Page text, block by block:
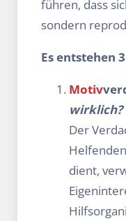
führen, dass
sondern
Es entstehen
Motiv
wirklich?
Der
dient,